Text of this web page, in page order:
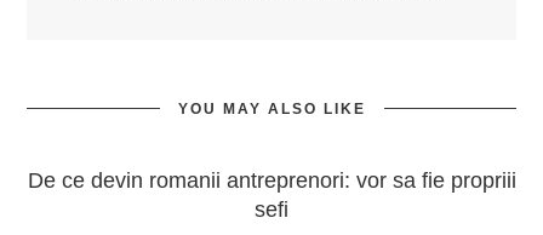
YOU MAY ALSO LIKE
De ce devin romanii antreprenori: vor sa fie propriii
sefi